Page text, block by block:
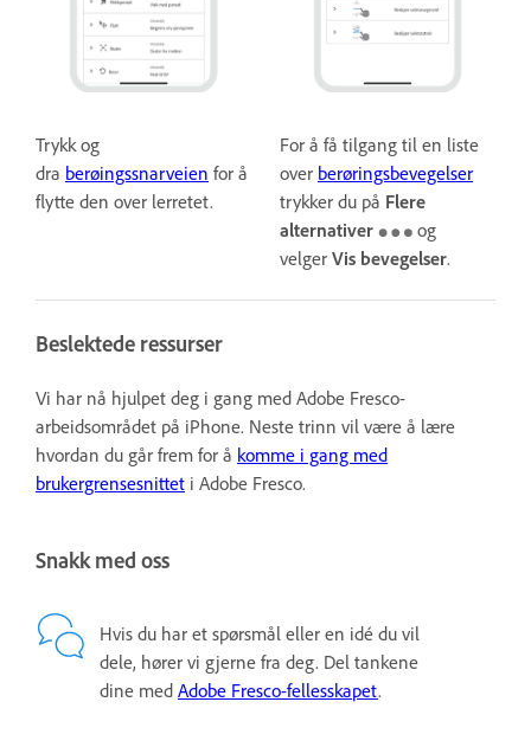
Trykk og
dra berøingssnarveien for å
flytte den over lerretet.
For å få tilgang til en liste
over berøringsbevegelser
trykker du på Flere
alternativer
og
velger Vis bevegelser.
Beslektede ressurser
Vi har nå hjulpet deg i gang med Adobe Fresco-
arbeidsområdet på iPhone. Neste trinn vil være å lære
hvordan du går frem for å komme i gang med
brukergrensesnittet i Adobe Fresco.
Snakk med oss
Hvis du har et spørsmål eller en idé du vil
dele, hører vi gjerne fra deg. Del tankene
dine med Adobe Fresco-fellesskapet.